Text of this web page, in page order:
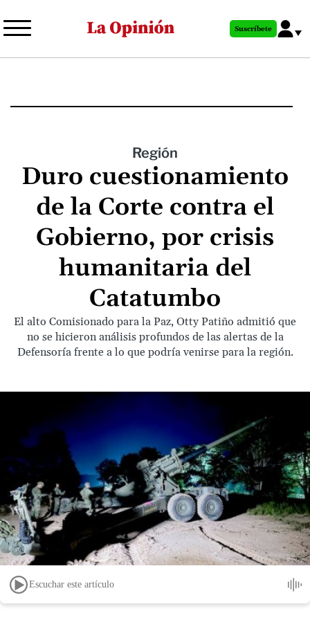
al
principal
Suscríbete
Región
Duro cuestionamiento
de la Corte contra el
Gobierno, por crisis
humanitaria del
Catatumbo
El alto Comisionado para la Paz, Otty Patiño admitió que
no se hicieron análisis profundos de las alertas de la
Defensoría frente a lo que podría venirse para la región.
Escuchar este artículo